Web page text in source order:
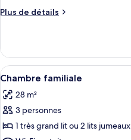
chambre :
balcon
Plus de détails
Plus
Chambre
Deluxe,
balcon
Afficher
toutes
les
photos
pour
4
Chambre familiale
28 m²
3 personnes
1 très grand lit ou 2 lits jumeaux